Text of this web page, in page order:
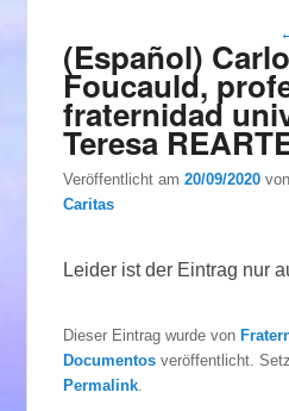
(Español)
Foucauld,
fraternidad
Teresa
Veröffentlicht am20/09/2020
Caritas
Leider ist der Eintrag nur
Dieser Eintrag wurde von
Documentos veröffentlicht.
Permalink